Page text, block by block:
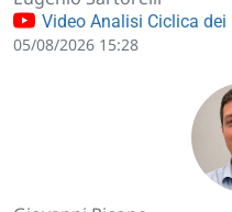
Video Analisi Ciclica
05/08/2026 15:28